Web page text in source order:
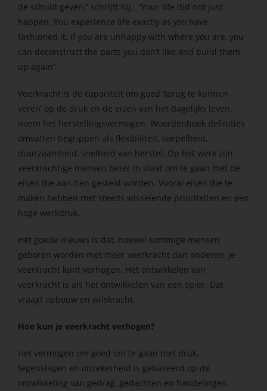
de schuld geven,” schrijft hij. “Your life did not just
happen. You experience life exactly as you have
fashioned it. If you are unhappy with where you are, you
can deconstruct the parts you don’t like and build them
up again”.
Veerkracht is de capaciteit om goed ‘terug te kunnen
veren’ op de druk en de eisen van het dagelijks leven,
noem het herstellingsvermogen. Woordenboek definities
omvatten begrippen als flexibiliteit, soepelheid,
duurzaamheid, snelheid van herstel. Op het werk zijn
veerkrachtige mensen beter in staat om te gaan met de
eisen die aan hen gesteld worden. Vooral eisen die te
maken hebben met steeds wisselende prioriteiten en een
hoge werkdruk.
Het goede nieuws is dat, hoewel sommige mensen
geboren worden met meer veerkracht dan anderen, je
veerkracht kunt verhogen. Het ontwikkelen van
veerkracht is als het ontwikkelen van een spier. Dat
vraagt opbouw en wilskracht.
Hoe kun je veerkracht verhogen?
Het vermogen om goed om te gaan met druk,
tegenslagen en onzekerheid is gebaseerd op de
ontwikkeling van gedrag, gedachten en handelingen.
te
over
van
op
gebruikt
te
de
Hierdoor
website-
van